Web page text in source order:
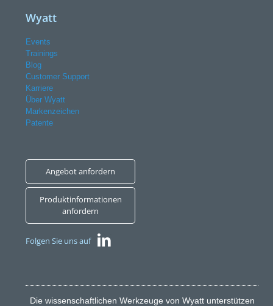
Wyatt
Events
Trainings
Blog
Customer Support
Karriere
Über Wyatt
Markenzeichen
Patente
Angebot anfordern
Produktinformationen
anfordern
Folgen Sie uns auf
Die wissenschaftlichen Werkzeuge von Wyatt unterstützen